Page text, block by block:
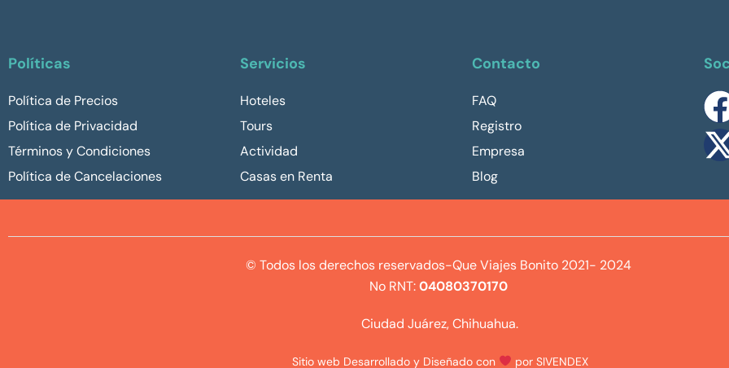
Políticas
Política de Precios
Política de Privacidad
Términos y Condiciones
Política de Cancelaciones
Servicios
Hoteles
Tours
Actividad
Casas en Renta
Contacto
FAQ
Registro
Empresa
Blog
© Todos los derechos reservados-Que Viajes Bonito 2021- 2024
No RNT:04080370170
Ciudad Juárez, Chihuahua.
Sitio web Desarrollado y Diseñado con por SIVENDEX